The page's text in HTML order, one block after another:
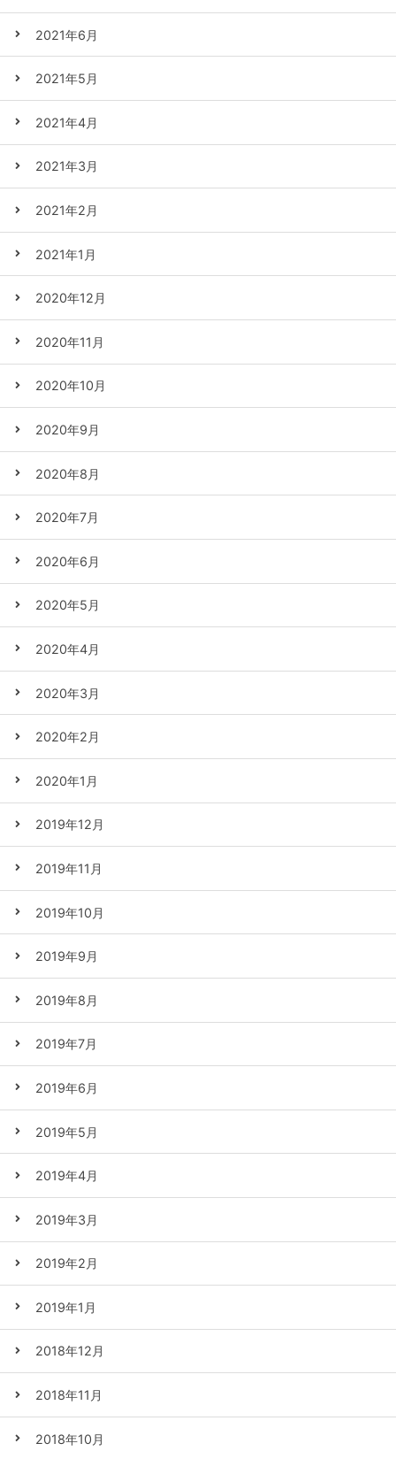
2021年6月
2021年5月
2021年4月
2021年3月
2021年2月
2021年1月
2020年12月
2020年11月
2020年10月
2020年9月
2020年8月
2020年7月
2020年6月
2020年5月
2020年4月
2020年3月
2020年2月
2020年1月
2019年12月
2019年11月
2019年10月
2019年9月
2019年8月
2019年7月
2019年6月
2019年5月
2019年4月
2019年3月
2019年2月
2019年1月
2018年12月
2018年11月
2018年10月